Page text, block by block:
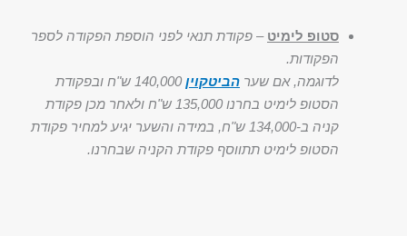
סטופ לימיט – פקודת תנאי לפני הוספת הפקודה לספר
הפקודות.
לדוגמה, אם שער הביטקוין
140,000 ש"ח ובפקודת
הסטופ לימיט בחרנו 135,000 ש"ח ולאחר מכן פקודת
קניה ב-134,000 ש"ח, במידה והשער יגיע למחיר פקודת
הסטופ לימיט תתווסף פקודת הקניה שבחרנו.